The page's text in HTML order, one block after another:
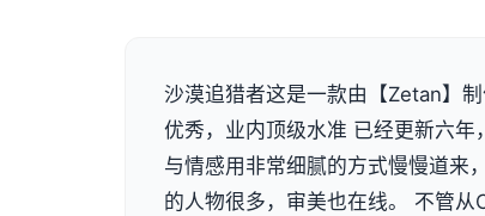
沙漠追猎者这是一款由【Zetan】
优秀，业内顶级水准 已经更新六年
与情感用非常细腻的方式慢慢道来
的人物很多，审美也在线。 不管从